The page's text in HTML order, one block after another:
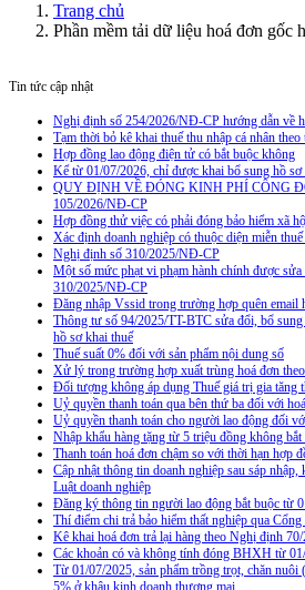
Trang chủ
Phần mềm tải dữ liệu hoá đơn gốc
Tin tức cập nhật
Nghị định số 254/2026/NĐ-CP hướng dẫn về
Tạm thời bỏ kê khai thuế thu nhập cá nhân
Hợp đồng lao động điện tử có bắt buộc không
Kể từ 01/07/2026, chỉ được khai bổ sung hồ
QUY ĐỊNH VỀ ĐÓNG KINH PHÍ CÔNG
105/2026/NĐ-CP
Hợp đồng thử việc có phải đóng bảo hiểm xã
Xác định doanh nghiệp có thuộc diện miễn
Nghị định số 310/2025/NĐ-CP
Một số mức phạt vi phạm hành chính được
310/2025/NĐ-CP
Đăng nhập Vssid trong trường hợp quên email
Thông tư số 94/2025/TT-BTC sửa đổi, bổ
hồ sơ khai thuế
Thuế suất 0% đối với sản phẩm nội dung số
Xử lý trong trường hợp xuất trùng hoá đơn
Đối tượng không áp dụng Thuế giá trị gia tăng
Uỷ quyền thanh toán qua bên thứ ba đối với
Uỷ quyền thanh toán cho người lao động đối
Nhập khẩu hàng tặng từ 5 triệu đồng không
Thanh toán hoá đơn chậm so với thời hạn hợp
Cập nhật thông tin doanh nghiệp sau sáp
Luật doanh nghiệp
Đăng ký thông tin người lao động bắt buộc từ
Thí điểm chi trả bảo hiểm thất nghiệp qua
Kê khai hoá đơn trả lại hàng theo Nghị định
Các khoản có và không tính đóng BHXH từ
Từ 01/07/2025, sản phẩm trồng trọt, chăn nuôi
5% ở khâu kinh doanh thương mại